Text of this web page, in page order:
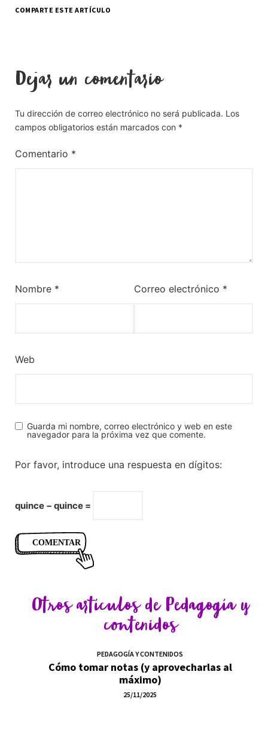
COMPARTE ESTE ARTÍCULO
Dejar un comentario
Tu dirección de correo electrónico no será publicada. Los
campos obligatorios están marcados con *
Comentario *
Nombre * Correo electrónico *
Web
Guarda mi nombre, correo electrónico y web en este
navegador para la próxima vez que comente.
Por favor, introduce una respuesta en dígitos:
quince − quince =
Otros artículos dePedagogía y
contenidos
PEDAGOGÍA Y CONTENIDOS
Cómo tomar notas (y aprovecharlas al
máximo)
25/11/2025